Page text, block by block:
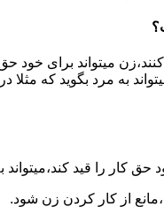
کنند،زن میتواند برای
به مرد بگوید که مثلا
کار را قید
از کار کردن زن شود.